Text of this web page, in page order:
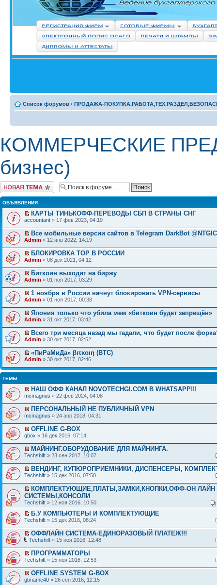
Список форумов ‹ ПРОДАЖА-
КОММЕРЧЕСКИЕ
бизнес)
Начать новую тему
ОБЪЯВЛЕНИЯ
КАРТЫ ТИНЬКОФФ-ПЕРЕВОДЫ СБП В СТРАНЫ СНГ
accountant » 17 фев 2023, 04:19
Все мобильные версии сайтов в Telegram DarkBot
Admin » 12 янв 2022, 14:19
БЛОКИРОВКА ТОР В РОССИИ
Admin » 08 дек 2021, 04:12
Биткоин выходит на биржу
Admin » 01 ноя 2017, 03:29
1 ноября в России начнут блокировать VPN-сервисы
Admin » 01 ноя 2017, 00:38
Япония только что убила мем «биткоин будет запрещён»
Admin » 31 окт 2017, 03:42
Всего три месяца назад мы гадали, что будет после
Admin » 30 окт 2017, 02:52
«ПиРаМиДа» βιτκοιη (BTC)
Admin » 30 окт 2017, 02:46
ТЕМЫ
НАШ ОФФ КАНАЛ NOVOTECHGI.COM В WHATSAPP!!!
mcmagnus » 22 фев 2024, 04:08
ПЕРСОНАЛЬНЫЙ НЕ ПУБЛИЧНЫЙ VPN
mcmagnus » 24 апр 2018, 04:31
OFFLINE G-BOX
gbox » 16 дек 2016, 07:14
МАЙНИНГ.ОБОРУДОВАНИЕ ДЛЯ МАЙНИНГА.
Techshift » 23 сен 2017, 10:07
ВЕНДИНГ, КУПЮРОПРИЕМНИКИ, ДИСПЕНСЕРЫ,
Techshift » 15 дек 2016, 07:50
КОМПЛЕКТУЮЩИЕ,ПЛАТЫ,ЗАМКИ,КНОПКИ,ОФФ-ОН ЛАЙН
СИСТЕМЫ,КОНСОЛИ
Techshift » 12 ноя 2016, 10:50
Б.У КОМПЬЮТЕРЫ И КОМПЛЕКТУЮЩИЕ
Techshift » 15 дек 2016, 08:24
ОФФЛАЙН СИСТЕМА-ЕДИНОРАЗОВЫЙ ПЛАТЕЖ!!!
Techshift » 15 ноя 2016, 12:48
ПРОГРАММАТОРЫ
Techshift » 15 ноя 2016, 12:53
OFFLINE SYSTEM G-BOX
gbname40 » 26 сен 2016, 12:15